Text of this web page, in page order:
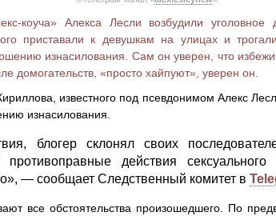
коуча» Алекса Лесли возбудили
приставали к девушкам на улицах и
изнасилования. Сам он уверен, что
домогательств, «просто хайпуют», уверен он.
известного под псевдонимом Алекс
изнасилования.
блогер склонял своих
противоправные действия
— сообщает Следственный комитет в
все обстоятельства произошедшего. По